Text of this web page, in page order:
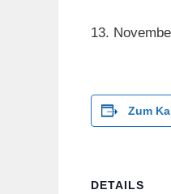
13.
Zum
DETAILS